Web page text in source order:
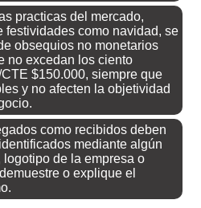
practicas del mercado,
festividades como navidad, se
obsequios no monetarios
no excedan los ciento
$150.000, siempre que
y no afecten la objetividad
como recibidos deben
mediante algún
logotipo de la empresa o
o explique el